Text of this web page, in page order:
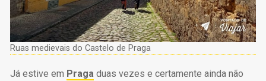
Ruas medievais do Castelo de Praga
Já estive em Pragaduas vezes e certamente ainda não